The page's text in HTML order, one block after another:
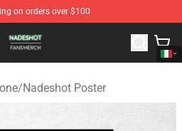
on orders over $100
Nadeshot Merchandise Store
/Nadeshot Poster